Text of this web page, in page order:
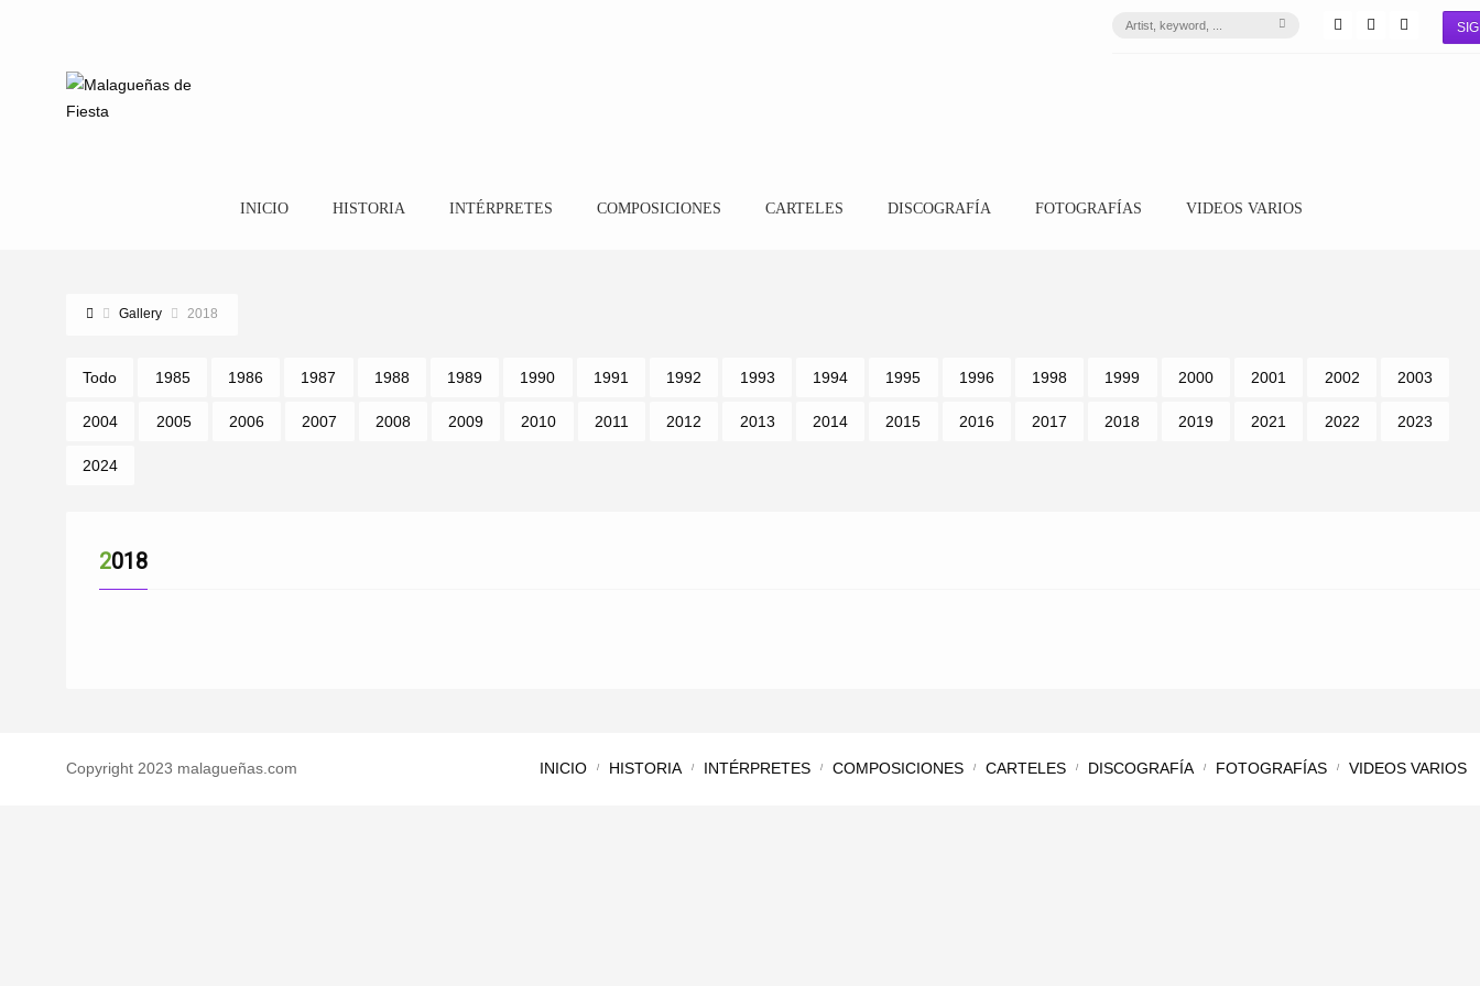
INICIO HISTORIA INTÉRPRETES COMPOSICIONES CARTELES DISCOGRAFÍA FOTOGRAFÍAS VIDEOS VARIOS
Gallery 2018
Todo 1985 1986 1987 1988 1989 1990 1991 1992 1993 1994 1995 1996 1998 1999 2000 2001 2002 2003
2004 2005 2006 2007 2008 2009 2010 2011 2012 2013 2014 2015 2016 2017 2018 2019 2021 2022 2023
2024
2018
Copyright 2023 malagueñas.com INICIO HISTORIA INTÉRPRETES COMPOSICIONES CARTELES DISCOGRAFÍA FOTOGRAFÍAS VIDEOS VARIOS